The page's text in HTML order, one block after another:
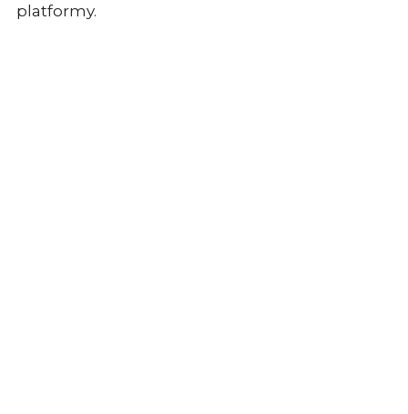
platformy.